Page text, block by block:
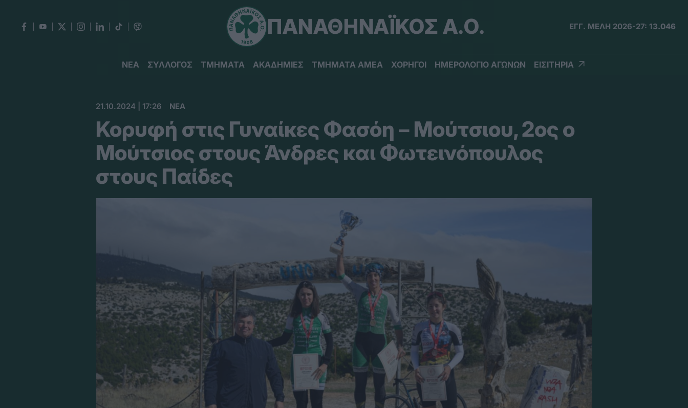
ΠΑΝΑΘΗΝΑΪΚΟΣ Α.Ο. ΕΓΓ. ΜΕΛΗ 2026-27: 13.046
ΝΕΑ ΣΥΛΛΟΓΟΣ ΤΜΗΜΑΤΑ ΑΚΑΔΗΜΙΕΣ ΤΜΗΜΑΤΑ ΑΜΕΑ ΧΟΡΗΓΟΙ ΗΜΕΡΟΛΟΓΙΟ ΑΓΩΝΩΝ ΕΙΣΙΤΗΡΙΑ
21.10.2024 | 17:26 ΝΕΑ
Κορυφή στις Γυναίκες Φασόη – Μούτσιου, 2ος ο
Μούτσιος στους Άνδρες και Φωτεινόπουλος
στους Παίδες